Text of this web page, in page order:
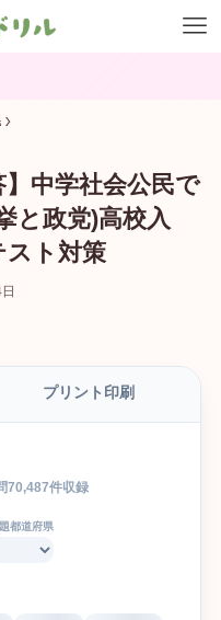
】中学社会公民で
と政党)高校入
スト対策
プリント印刷
70,487件収録
都道府県